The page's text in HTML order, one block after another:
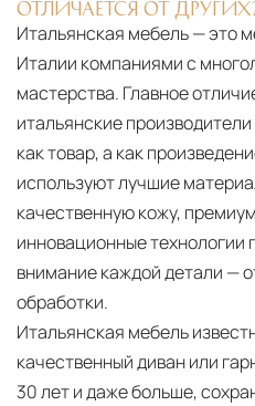
ОТЛИЧАЕТСЯ ОТ
Итальянская мебель — это
Италии компаниями с
мастерства. Главное
итальянские
как товар, а как
используют лучшие
качественную кожу,
инновационные технологии
внимание каждой детали —
обработки.
Итальянская мебель
качественный диван или
30 лет и даже больше,